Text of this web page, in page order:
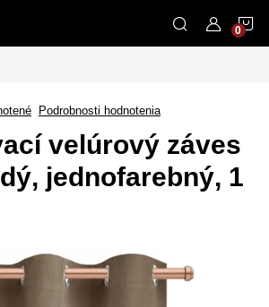
Podrobnosti hodnotenia
velúrový záves
jednofarebný, 1